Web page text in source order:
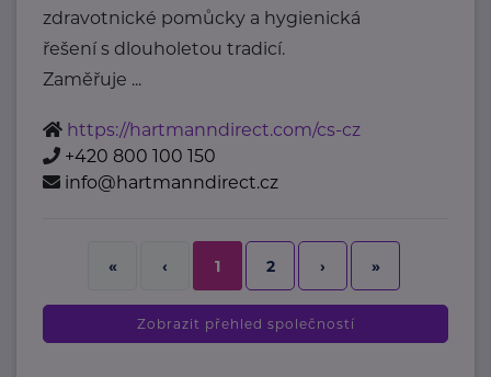
zdravotnické pomůcky a hygienická
řešení s dlouholetou tradicí.
Zaměřuje ...
https://hartmanndirect.com/cs-cz
+420 800 100 150
info@hartmanndirect.cz
« ‹ 1 2 › »
Zobrazit přehled společností